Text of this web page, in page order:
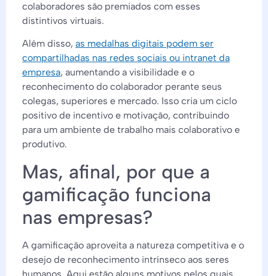
colaboradores são premiados com esses
distintivos virtuais.
Além disso, as medalhas digitais podem ser
compartilhadas nas redes sociais ou intranet da
empresa, aumentando a visibilidade e o
reconhecimento do colaborador perante seus
colegas, superiores e mercado. Isso cria um ciclo
positivo de incentivo e motivação, contribuindo
para um ambiente de trabalho mais colaborativo e
produtivo.
Mas, afinal, por que a
gamificação funciona
nas empresas?
A gamificação aproveita a natureza competitiva e o
desejo de reconhecimento intrínseco aos seres